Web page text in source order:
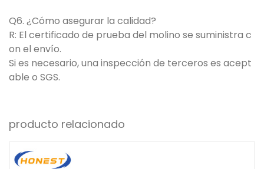
Q6. ¿Cómo asegurar la calidad?
R: El certificado de prueba del molino se suministra c
on el envío.
Si es necesario, una inspección de terceros es acept
able o SGS.
producto relacionado